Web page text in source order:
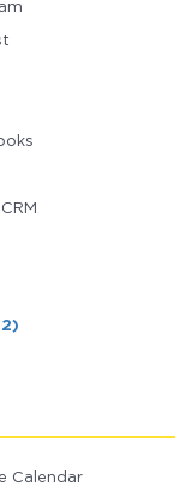
Calendar